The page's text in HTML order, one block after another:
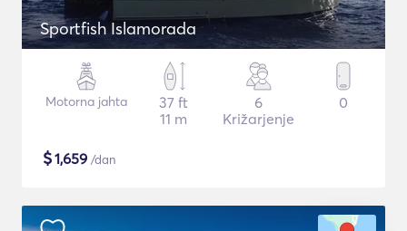
Sportfish Islamorada
Motorna jahta
37 ft
11 m
6
Križarjenje
0
$1,659 /dan